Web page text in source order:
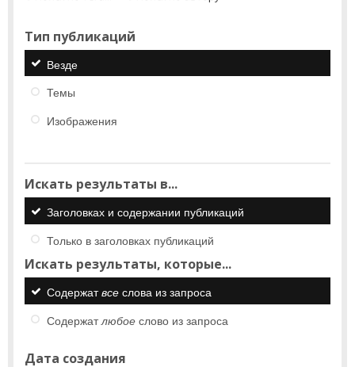
Тип публикаций
Везде
Темы
Изображения
Искать результаты в...
Заголовках и содержании публикаций
Только в заголовках публикаций
Искать результаты, которые...
Содержатвсе слова из запроса
Содержатлюбое слово из запроса
Дата создания